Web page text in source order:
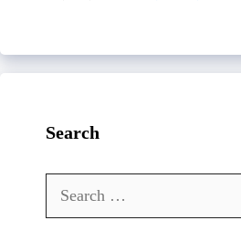
Search
Search
for: